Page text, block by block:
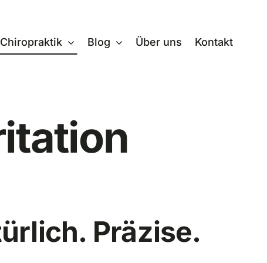
Chiropraktik Blog Über uns Kontakt
Präzise.